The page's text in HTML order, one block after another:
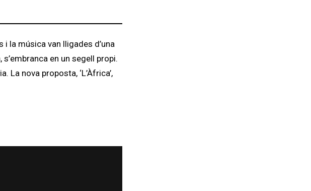
la música van lligades d’una
en un segell propi.
La nova proposta, ‘L’Àfrica’,